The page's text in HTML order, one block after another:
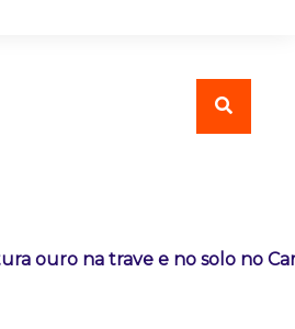
ouro na trave e no solo no